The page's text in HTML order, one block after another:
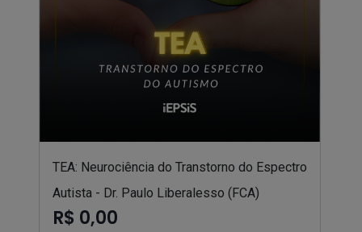
TEA: Neurociência do Transtorno do Espectro
Autista - Dr. Paulo Liberalesso (FCA)
R$ 0,00